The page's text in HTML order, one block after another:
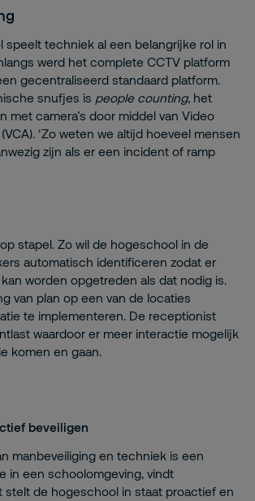
speelt techniek al een belangrijke rol in
werd het complete CCTV platform
gecentraliseerd standaard platform.
snufjes is people counting, het
met camera’s door middel van Video
‘Zo weten we altijd hoeveel mensen
zijn als er een incident of ramp
stapel. Zo wil de hogeschool in de
automatisch identificeren zodat er
worden opgetreden als dat nodig is.
van plan op een van de locaties
te implementeren. De receptionist
waardoor er meer interactie mogelijk
komen en gaan.
beveiligen
manbeveiliging en techniek is een
in een schoolomgeving, vindt
stelt de hogeschool in staat proactief en